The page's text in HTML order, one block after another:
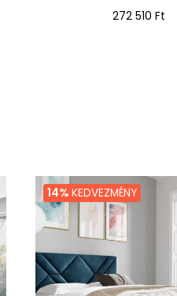
Ár
272 510 Ft
14% KEDVEZMÉNY